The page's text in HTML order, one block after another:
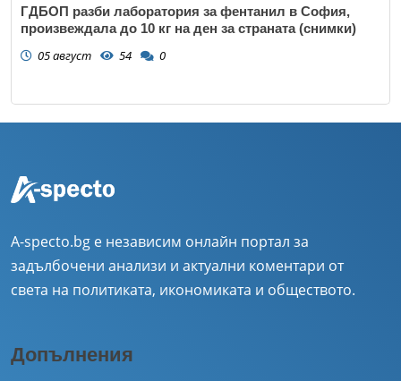
ГДБОП разби лаборатория за фентанил в София,
произвеждала до 10 кг на ден за страната (снимки)
05 август 54 0
A-specto.bg е независим онлайн портал за
задълбочени анализи и актуални коментари от
света на политиката, икономиката и обществото.
Допълнения